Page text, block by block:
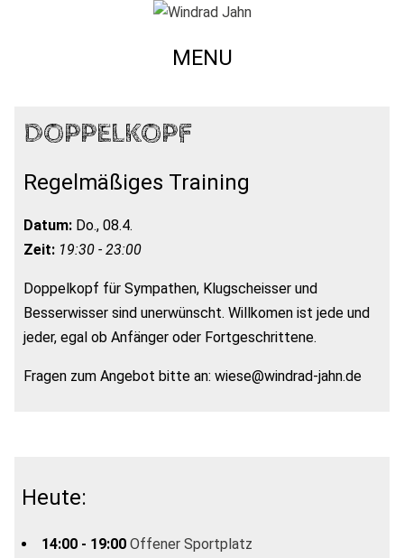
MENU
DOPPELKOPF
Regelmäßiges Training
Datum: Do., 08.4.
Zeit: 19:30 - 23:00
Doppelkopf für Sympathen, Klugscheisser und
Besserwisser sind unerwünscht. Willkomen ist jede und
jeder, egal ob Anfänger oder Fortgeschrittene.
Fragen zum Angebot bitte an: wiese@windrad-jahn.de
Heute:
14:00 - 19:00 Offener Sportplatz